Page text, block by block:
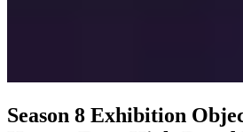
Season 8 Exhibition